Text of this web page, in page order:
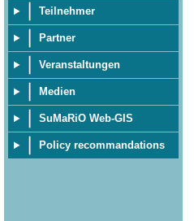
Teilnehmer
Partner
Veranstaltungen
Medien
SuMaRiO Web-GIS
Policy recommandations